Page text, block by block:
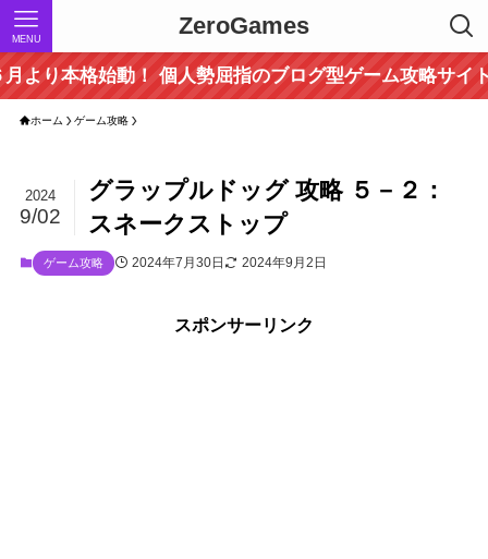
ZeroGames
MENU
動！ 個人勢屈指のブログ型ゲーム攻略サイト！ ～当
ホーム ゲーム攻略
グラップルドッグ 攻略 ５－２：
スネークストップ
2024
9/02
ゲーム攻略 2024年7月30日 2024年9月2日
スポンサーリンク